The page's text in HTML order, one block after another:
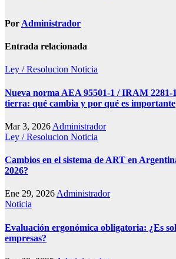
Por Administrador
Entrada relacionada
Ley / Resolucion Noticia
Nueva norma AEA 95501-1 / IRAM 2281-
tierra: qué cambia y por qué es importante
Mar 3, 2026 Administrador
Ley / Resolucion Noticia
Cambios en el sistema de ART en
2026?
Ene 29, 2026Administrador
Noticia
Evaluación ergonómica obligatoria: ¿Es
empresas?